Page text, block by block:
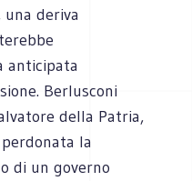
una deriva
anticipata
Berlusconi
della Patria,
la
di un governo